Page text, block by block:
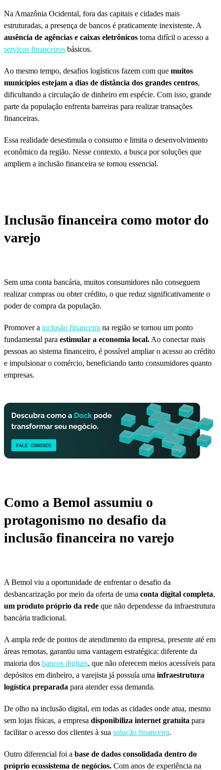
Na Amazônia Ocidental, fora das capitais e cidades mais
estruturadas, a presença de bancos é praticamente inexistente. A
ausência de agências e caixas eletrônicos torna difícil o acesso a
serviços financeiros básicos.
Ao mesmo tempo, desafios logísticos fazem com que muitos
municípios estejam a dias de distância dos grandes centros,
dificultando a circulação de dinheiro em espécie. Com isso, grande
parte da população enfrenta barreiras para realizar transações
financeiras.
Essa realidade desestimula o consumo e limita o desenvolvimento
econômico da região. Nesse contexto, a busca por soluções que
ampliem a inclusão financeira se tornou essencial.
Inclusão financeira como motor do
varejo
Sem uma conta bancária, muitos consumidores não conseguem
realizar compras ou obter crédito, o que reduz significativamente o
poder de compra da população.
Promover a inclusão financeira na região se tornou um ponto
fundamental para estimular a economia local. Ao conectar mais
pessoas ao sistema financeiro, é possível ampliar o acesso ao crédito
e impulsionar o comércio, beneficiando tanto consumidores quanto
empresas.
Como a Bemol assumiu o
protagonismo no desafio da
inclusão financeira no varejo
A Bemol viu a oportunidade de enfrentar o desafio da
desbancarização por meio da oferta de uma conta digital completa,
um produto próprio da rede que não dependesse da infraestrutura
bancária tradicional.
A ampla rede de pontos de atendimento da empresa, presente até em
áreas remotas, garantiu uma vantagem estratégica: diferente da
maioria dos bancos digitais, que não oferecem meios acessíveis para
depósitos em dinheiro, a varejista já possuía uma infraestrutura
logística preparada para atender essa demanda.
De olho na inclusão digital, em todas as cidades onde atua, mesmo
sem lojas físicas, a empresa disponibiliza internet gratuita para
facilitar o acesso dos clientes à sua solução financeira.
Outro diferencial foi a base de dados consolidada dentro do
próprio ecossistema de negócios. Com anos de experiência na